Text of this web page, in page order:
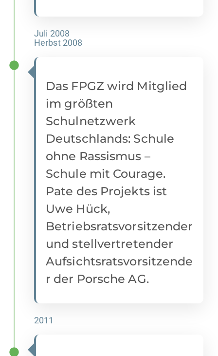
Juli 2008
Herbst 2008
Das FPGZ wird Mitglied
im größten
Schulnetzwerk
Deutschlands: Schule
ohne Rassismus –
Schule mit Courage.
Pate des Projekts ist
Uwe Hück,
Betriebsratsvorsitzender
und stellvertretender
Aufsichtsratsvorsitzende
r der Porsche AG.
2011